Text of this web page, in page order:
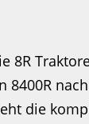
8R
8400R
die